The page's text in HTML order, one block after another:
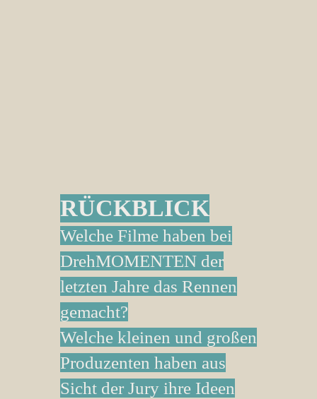
RÜCKBLICK
Welche Filme haben bei
DrehMOMENTEN der
letzten Jahre das Rennen
gemacht?
Welche kleinen und großen
Produzenten haben aus
Sicht der Jury ihre Ideen